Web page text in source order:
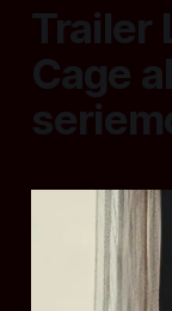
Trailer
Cage